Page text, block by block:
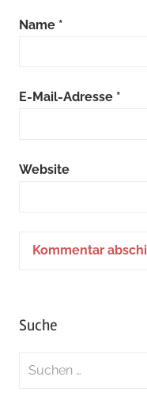
Name *
E-Mail-Adresse *
Website
Suche
Suchen